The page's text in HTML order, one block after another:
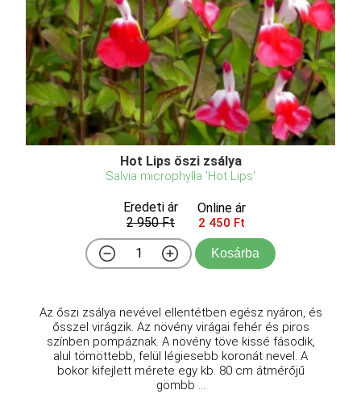
Hot Lips őszi zsálya
Salvia microphylla 'Hot Lips'
Eredeti ár
2 950 Ft
Online ár
2 450 Ft
Kosárba
Az őszi zsálya nevével ellentétben egész nyáron, és
ősszel virágzik. Az növény virágai fehér és piros
színben pompáznak. A növény töve kissé fásodik,
alul tömöttebb, felül légiesebb koronát nevel. A
bokor kifejlett mérete egy kb. 80 cm átmérőjű
gömbb ...